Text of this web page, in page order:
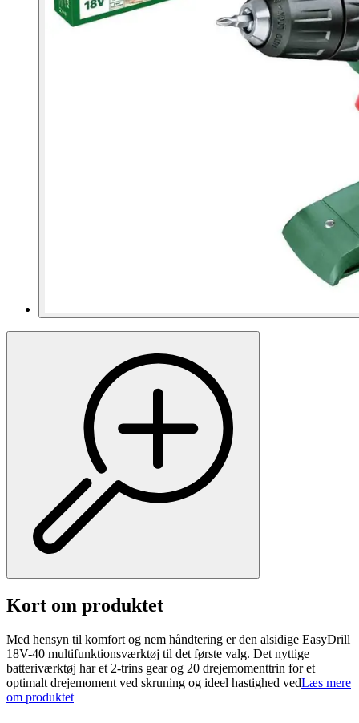
Kort om produktet
Med hensyn til komfort og nem håndtering er den alsidige EasyDrill
18V-40 multifunktionsværktøj til det første valg. Det nyttige
batteriværktøj har et 2-trins gear og 20 drejemomenttrin for et
optimalt drejemoment ved skruning og ideel hastighed vedLæs mere
om produktet